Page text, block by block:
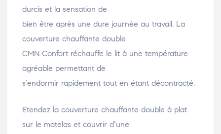
durcis et la sensation de
bien être après une dure journée au travail. La
couverture chauffante double
CMN Confort réchauffe le lit à une température
agréable permettant de
s’endormir rapidement tout en étant décontracté.
Etendez la couverture chauffante double à plat
sur le matelas et couvrir d’une